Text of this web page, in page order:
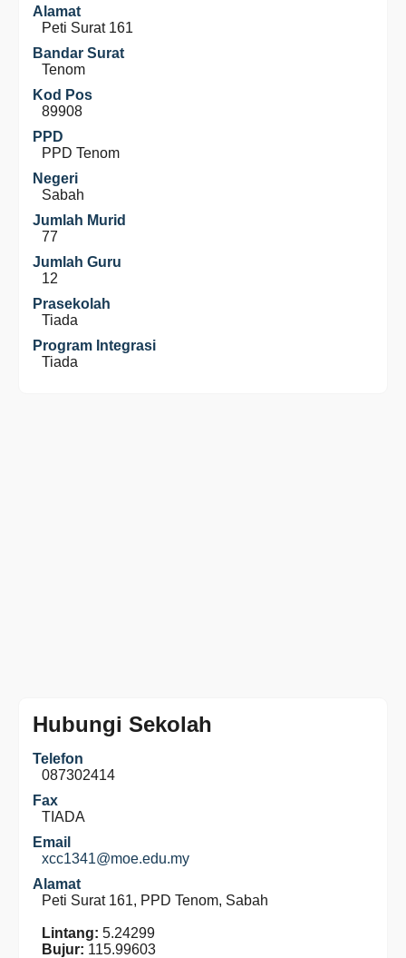
Alamat
Peti Surat 161
Bandar Surat
Tenom
Kod Pos
89908
PPD
PPD Tenom
Negeri
Sabah
Jumlah Murid
77
Jumlah Guru
12
Prasekolah
Tiada
Program Integrasi
Tiada
Hubungi Sekolah
Telefon
087302414
Fax
TIADA
Email
xcc1341@moe.edu.my
Alamat
Peti Surat 161, PPD Tenom, Sabah
Lintang: 5.24299
Bujur: 115.99603